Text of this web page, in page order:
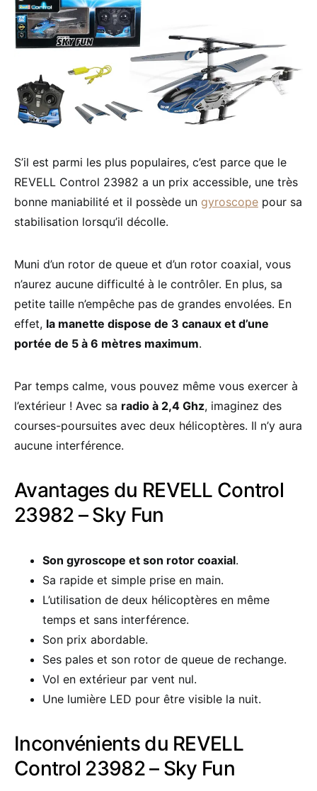
S’il est parmi les plus populaires, c’est parce que le
REVELL Control 23982 a un prix accessible, une très
bonne maniabilité et il possède un gyroscope pour sa
stabilisation lorsqu’il décolle.
Muni d’un rotor de queue et d’un rotor coaxial, vous
n’aurez aucune difficulté à le contrôler. En plus, sa
petite taille n’empêche pas de grandes envolées. En
effet, la manette dispose de 3 canaux et d’une
portée de 5 à 6 mètres maximum.
Par temps calme, vous pouvez même vous exercer à
l’extérieur ! Avec sa radio à 2,4 Ghz, imaginez des
courses-poursuites avec deux hélicoptères. Il n’y aura
aucune interférence.
Avantages du REVELL Control
23982 – Sky Fun
Son gyroscope et son rotor coaxial.
Sa rapide et simple prise en main.
L’utilisation de deux hélicoptères en même
temps et sans interférence.
Son prix abordable.
Ses pales et son rotor de queue de rechange.
Vol en extérieur par vent nul.
Une lumière LED pour être visible la nuit.
Inconvénients du REVELL
Control 23982 – Sky Fun